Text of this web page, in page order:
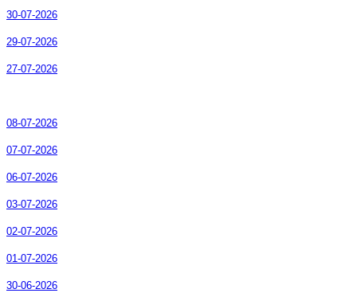
30-07-2026
29-07-2026
27-07-2026
08-07-2026
07-07-2026
06-07-2026
03-07-2026
02-07-2026
01-07-2026
30-06-2026